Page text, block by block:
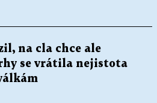
na cla chce ale
se vrátila nejistota